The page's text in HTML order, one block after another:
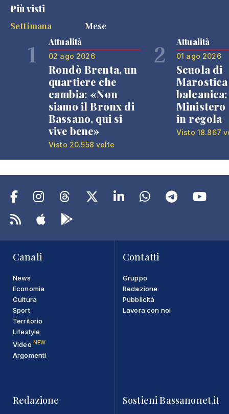
Più visti
Settimana
Mese
1 Attualità
02 ago 2026
Rondò Brenta, un
quartiere che
cambia: «Non
siamo il Bronx di
Bassano, qui si
vive bene»
Visto 20.558 volte
2 Attualità
01 ago 2026
Scuola di
Ministero
in regola
Visto 18.867
Canali
News
Economia
Cultura
Sport
Territorio
Lifestyle
Video NEW
Argomenti
Contatti
Gruppo
Redazione
Pubblicità
Lavora con noi
Redazione Sostieni Bassanonet.it